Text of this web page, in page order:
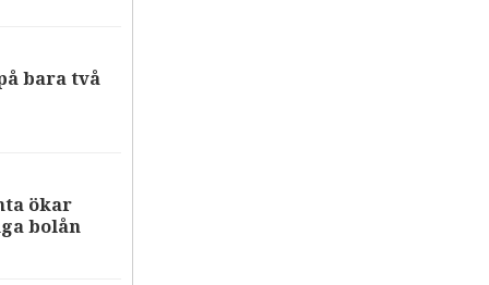
bara två
ökar
bolån